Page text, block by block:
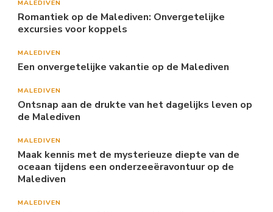
MALEDIVEN
Romantiek op de Malediven: Onvergetelijke
excursies voor koppels
MALEDIVEN
Een onvergetelijke vakantie op de Malediven
MALEDIVEN
Ontsnap aan de drukte van het dagelijks leven op
de Malediven
MALEDIVEN
Maak kennis met de mysterieuze diepte van de
oceaan tijdens een onderzeeëravontuur op de
Malediven
MALEDIVEN